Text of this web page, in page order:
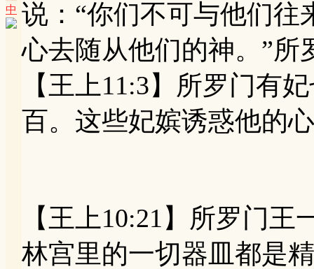
中 说：“你们不可与他们往
心去随从他们的神。”所
【王上11:3】所罗门有
百。这些妃嫔诱惑他的
【王上10:21】所罗门
林宫里的一切器皿都是